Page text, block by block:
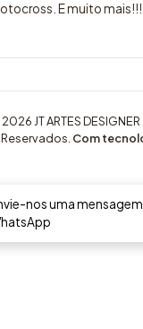
E muito mais!!!
2026 JT ARTES DESIGNER .
Com
nos uma